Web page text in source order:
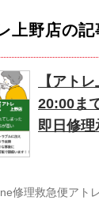
上野店の記
【アト
20:00ま
即日修理
修理救急便アト